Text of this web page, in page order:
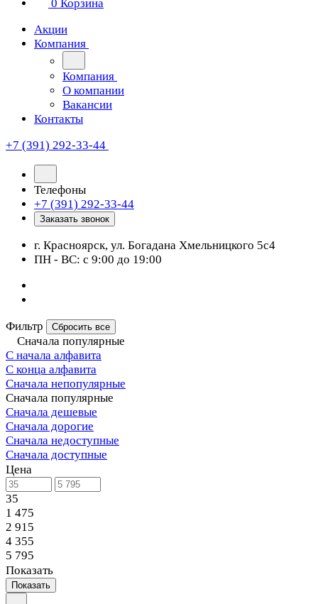
0 Корзина
Акции
Компания
Компания
О компании
Вакансии
Контакты
+7 (391) 292-33-44
Телефоны
+7 (391) 292-33-44
Заказать звонок
г. Красноярск, ул. Богадана Хмельницкого 5с4
ПН - ВС: с 9:00 до 19:00
Фильтр Сбросить все
Сначала популярные
С начала алфавита
С конца алфавита
Сначала непопулярные
Сначала популярные
Сначала дешевые
Сначала дорогие
Сначала недоступные
Сначала доступные
Цена
35
1 475
2 915
4 355
5 795
Показать
Показать